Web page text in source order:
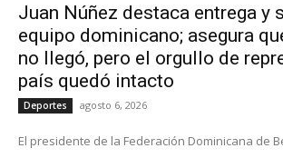
Juan Núñez destaca entrega y
equipo dominicano; asegura
no llegó, pero el orgullo de
país quedó intacto
Deportes agosto 6, 2026
El presidente de la Federación Dominicana de